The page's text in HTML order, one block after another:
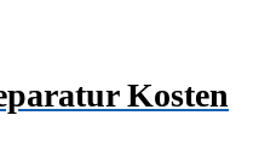
Kosten